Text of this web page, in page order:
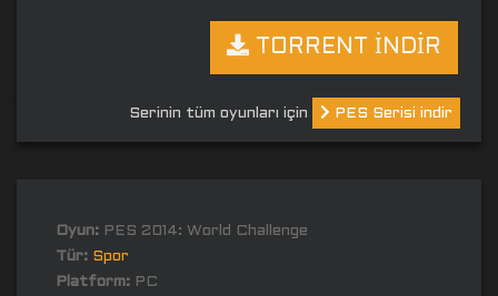
TORRENT İNDİR
Serinin tüm oyunları için PES Serisi indir
Oyun: PES 2014: World Challenge
Tür: Spor
Platform: PC